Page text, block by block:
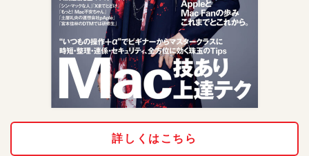
詳しくはこちら